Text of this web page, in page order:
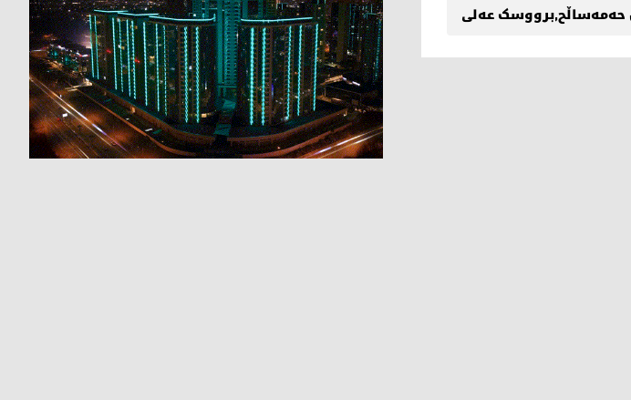
حەمەساڵح,برووسک عەلی